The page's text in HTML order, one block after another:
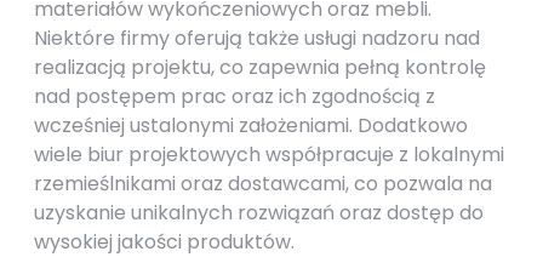
materiałów wykończeniowych oraz mebli.
Niektóre firmy oferują także usługi nadzoru nad
realizacją projektu, co zapewnia pełną kontrolę
nad postępem prac oraz ich zgodnością z
wcześniej ustalonymi założeniami. Dodatkowo
wiele biur projektowych współpracuje z lokalnymi
rzemieślnikami oraz dostawcami, co pozwala na
uzyskanie unikalnych rozwiązań oraz dostęp do
wysokiej jakości produktów.